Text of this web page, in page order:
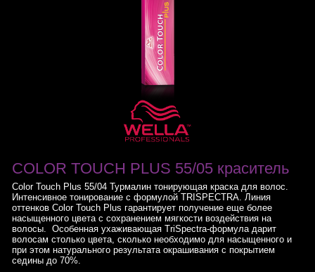
COLOR TOUCH PLUS 55/05 краситель
Color Touch Plus 55/04 Турмалин тонирующая краска для волос.
Интенсивное тонирование с формулой TRISPECTRA. Линия
оттенков Color Touch Plus гарантирует получение еще более
насыщенного цвета с сохранением мягкости воздействия на
волосы. Особенная ухаживающая TriSpectra-формула дарит
волосам столько цвета, сколько необходимо для насыщенного и
при этом натурального результата окрашивания с покрытием
седины до 70%.